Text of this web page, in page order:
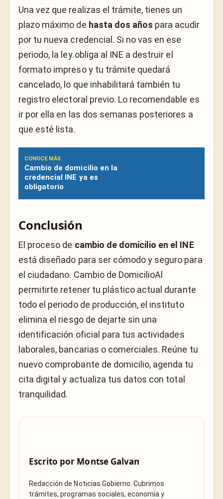
Una vez que realizas el trámite, tienes un
plazo máximo de hasta dos años para acudir
por tu nueva credencial. Si no vas en ese
periodo, la ley obliga al INE a destruir el
formato impreso y tu trámite quedará
cancelado, lo que inhabilitará también tu
registro electoral previo. Lo recomendable es
ir por ella en las dos semanas posteriores a
que esté lista.
CONOCE MÁS
Cambio de domicilio en la
credencial INE ya es
obligatorio
Conclusión
El proceso de cambio de domicilio en el INE
está diseñado para ser cómodo y seguro para
el ciudadano. Cambio de DomicilioAl
permitirte retener tu plástico actual durante
todo el periodo de producción, el instituto
elimina el riesgo de dejarte sin una
identificación oficial para tus actividades
laborales, bancarias o comerciales. Reúne tu
nuevo comprobante de domicilio, agenda tu
cita digital y actualiza tus datos con total
tranquilidad.
Escrito por Montse Galvan
Redacción de Noticias Gobierno. Cubrimos
trámites, programas sociales, economía y